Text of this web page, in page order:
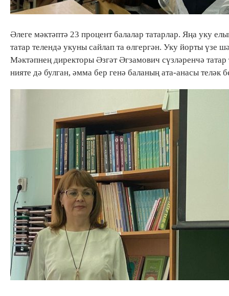
Әлеге мәктәптә 23 процент балалар татарлар. Яңа уку
татар телендә укуны сайлап та өлгергән. Уку йорты үзе
Мәктәпнең директоры Әзгәт Әгзамович сүзләренчә
нияте дә булган, әмма бер генә баланың ата-анасы теләк